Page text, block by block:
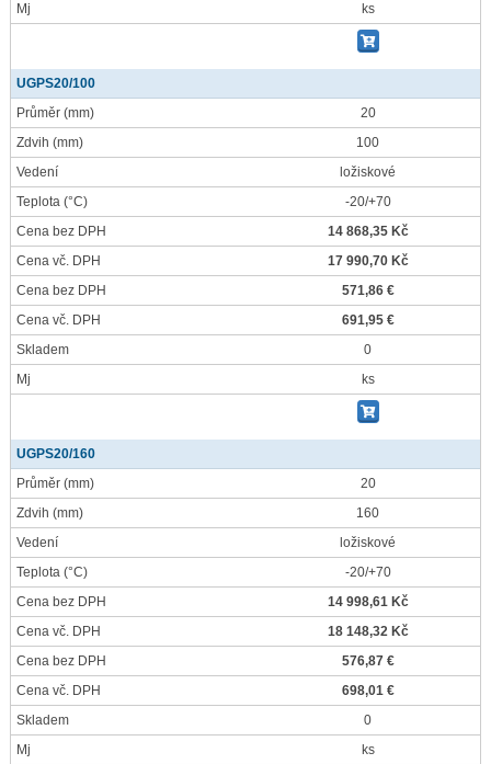
Mj
ks
UGPS20/100
Průměr (mm)
20
Zdvih (mm)
100
Vedení
ložiskové
Teplota (°C)
-20/+70
Cena bez DPH
14 868,35 Kč
Cena vč. DPH
17 990,70 Kč
Cena bez DPH
571,86 €
Cena vč. DPH
691,95 €
Skladem
0
Mj
ks
UGPS20/160
Průměr (mm)
20
Zdvih (mm)
160
Vedení
ložiskové
Teplota (°C)
-20/+70
Cena bez DPH
14 998,61 Kč
Cena vč. DPH
18 148,32 Kč
Cena bez DPH
576,87 €
Cena vč. DPH
698,01 €
Skladem
0
Mj
ks